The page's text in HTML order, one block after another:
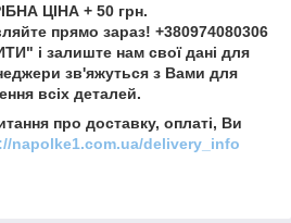
ЦІНА + 50 грн.
прямо зараз! +380974080306
і залиште нам свої дані для
зв'яжуться з Вами для
всіх деталей.
про доставку, оплаті, Ви
napolke1.com.ua/delivery_info